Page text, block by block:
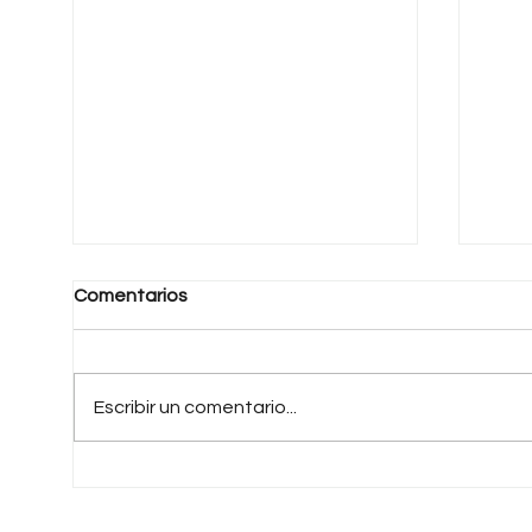
Una Patria Distinta
Comentarios
Escribir un comentario...